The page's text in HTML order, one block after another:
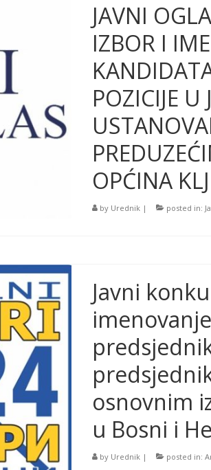
JAVNI
IZBOR I
POZICIJE U
OPĆINA
by Urednik| posted in:
Javni
imenovanje
osnovnim
u Bosni i
by Urednik| posted in: